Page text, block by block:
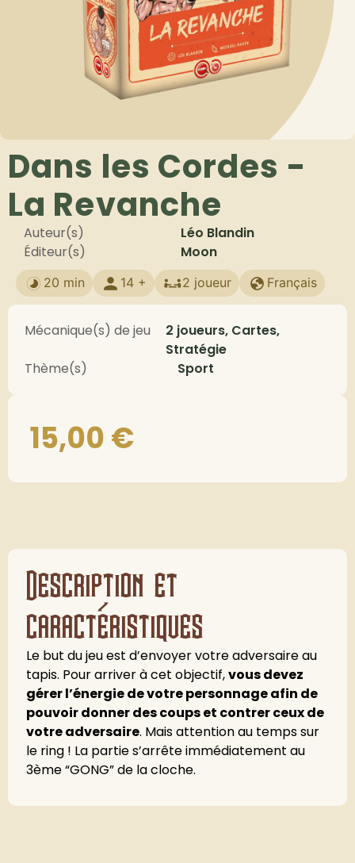
Dans les Cordes -
La Revanche
Auteur(s)
Léo Blandin
Éditeur(s)
Moon
20 min 14 + 2 joueur Français
Mécanique(s) de jeu
2 joueurs, Cartes,
Stratégie
Thème(s)
Sport
15,00€
Description et
caractéristiques
Le but du jeu est d’envoyer votre adversaire au
tapis. Pour arriver à cet objectif,vous devez
gérer l’énergie de votre personnage afin de
pouvoir donner des coups et contrer ceux de
votre adversaire. Mais attention au temps sur
le ring ! La partie s’arrête immédiatement au
3ème “GONG” de la cloche.